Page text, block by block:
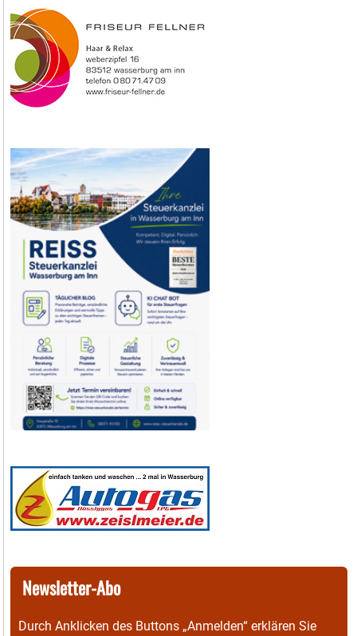
Newsletter-Abo
Durch Anklicken des Buttons „Anmelden“ erklären Sie